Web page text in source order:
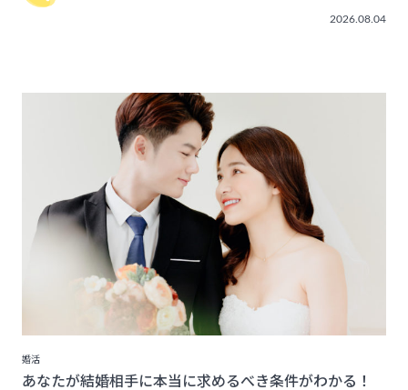
2026.08.04
婚活
あなたが結婚相手に本当に求めるべき条件がわかる！